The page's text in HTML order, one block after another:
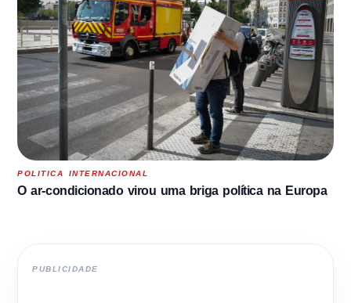
POLITICA INTERNACIONAL
O ar-condicionado virou uma briga política na Europa
PUBLICIDADE